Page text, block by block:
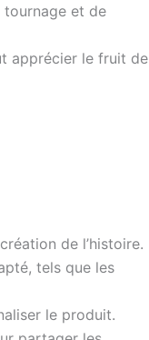
tournage et de
apprécier le fruit de
de l’histoire.
tels que les
le produit.